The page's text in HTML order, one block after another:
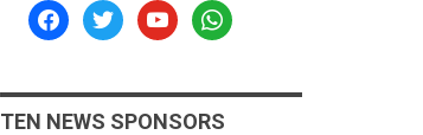
facebooktwitteryoutubewhatsapp
TEN NEWS SPONSORS